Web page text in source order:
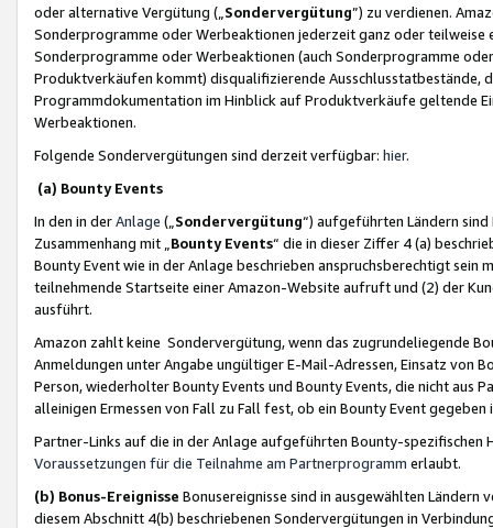
oder alternative Vergütung („ Sondervergütung”) zu verdienen.
Sonderprogramme oder Werbeaktionen jederzeit ganz oder
Sonderprogramme oder Werbeaktionen (auch Sonderprogramme
Produktverkäufen kommt) disqualifizierende Ausschlusstatbestände,
Programmdokumentation im Hinblick auf Produktverkäufe geltende
Werbeaktionen.
Folgende Sondervergütungen sind derzeit verfügbar: hier.
(a) Bounty Events
In den in derAnlage („ Sondervergütung“) aufgeführten Ländern
Zusammenhang mit „ Bounty Events“ die in dieser Ziffer 4 (a)
Bounty Event wie in der Anlage beschrieben anspruchsberechtigt sein
teilnehmende Startseite einer Amazon-Website aufruft und (2) der
ausführt.
Amazon zahlt keine Sondervergütung, wenn das zugrundeliegende
Anmeldungen unter Angabe ungültiger E-Mail-Adressen, Einsatz von
Person, wiederholter Bounty Events und Bounty Events, die nicht
alleinigen Ermessen von Fall zu Fall fest, ob ein Bounty Event
Partner-Links auf die in der Anlage aufgeführten Bounty-spezifischen
Voraussetzungen für die Teilnahme am Partnerprogramm erlaubt.
(b) Bonus-Ereignisse Bonusereignisse sind in ausgewählten Ländern
diesem Abschnitt 4(b) beschriebenen Sondervergütungen in